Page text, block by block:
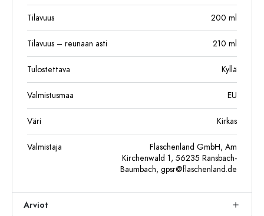
Tilavuus 200 ml
Tilavuus – reunaan asti 210 ml
Tulostettava Kyllä
Valmistusmaa EU
Väri Kirkas
Valmistaja
Flaschenland GmbH, Am
Kirchenwald 1, 56235 Ransbach-
Baumbach, gpsr@flaschenland.de
Arviot